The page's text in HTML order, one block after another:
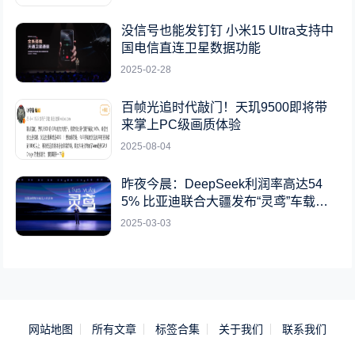
没信号也能发钉钉 小米15 Ultra支持中
国电信直连卫星数据功能
2025-02-28
百帧光追时代敲门！天玑9500即将带
来掌上PC级画质体验
2025-08-04
昨夜今晨：DeepSeek利润率高达54
5% 比亚迪联合大疆发布“灵鸢”车载无
人机系统
2025-03-03
网站地图 所有文章 标签合集 关于我们 联系我们